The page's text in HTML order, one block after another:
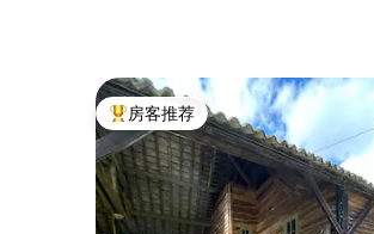
热门「房客推荐」
房客推荐